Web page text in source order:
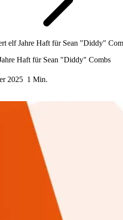
elf Jahre Haft für Sean "Diddy"
Haft für Sean "Diddy" Combs
2025 1 Min.